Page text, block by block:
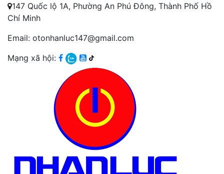
147 Quốc lộ 1A, Phường An Phú Đông, Thành Phố Hồ
Chí Minh
Email: otonhanluc147@gmail.com
Mạng xã hội: